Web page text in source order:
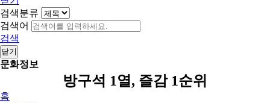
검색분류
검색어
검색
닫기
문화정보
방구석 1열, 즐감 1순위
홈